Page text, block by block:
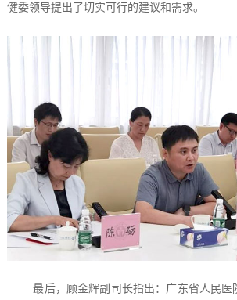
健委领导提出了切实可行的建议和需求。
最后，顾金辉副司长指出：广东省人民医